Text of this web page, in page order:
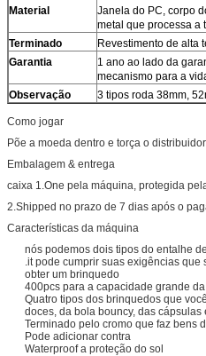
Material
Janela do PC, corpo
metal que processa a
Terminado
Revestimento de alta
Garantia
1 ano ao lado da
mecanismo para a
Observação
3 tipos roda 38mm,
Como jogar
Põe a moeda dentro e torça o
Embalagem & entrega
caixa 1.One pela máquina, protegida
2.Shipped no prazo de 7 dias após o
Características da máquina
nós podemos dois tipos do entalhe
.it pode cumprir suas exigências
obter um brinquedo
400pcs para a capacidade grande
Quatro tipos dos brinquedos que
doces, da bola bouncy, das cápsulas
Terminado pelo cromo que faz bens
Pode adicionar contra
Waterproof a proteção do sol